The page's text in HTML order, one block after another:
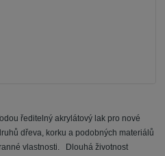
ředitelný akrylátový lak pro nové
dřeva, korku a podobných materiálů
vlastnosti. Dlouhá životnost